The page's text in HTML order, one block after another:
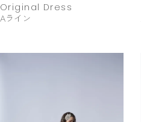
Original Dress
Aライン